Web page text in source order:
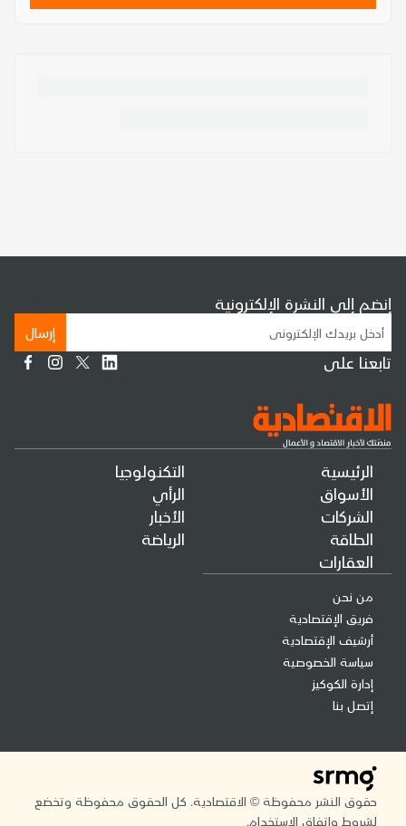
الرئيسية
الأسواق
الشركات
الطاقة
العقارات
التكنولوجيا
الرأي
الأخبار
الرياضة
من نحن
فريق الإقتصادية
أرشيف الإقتصادية
سياسة الخصوصية
إدارة الكوكيز
إتصل بنا
إنضم إلى النشرة الإلكترونية
إرسال
تابعنا على
حقوق النشر محفوظة © الاقتصادية. كل الحقوق محفوظة وتخضع
لشروط واتفاق الاستخدام.